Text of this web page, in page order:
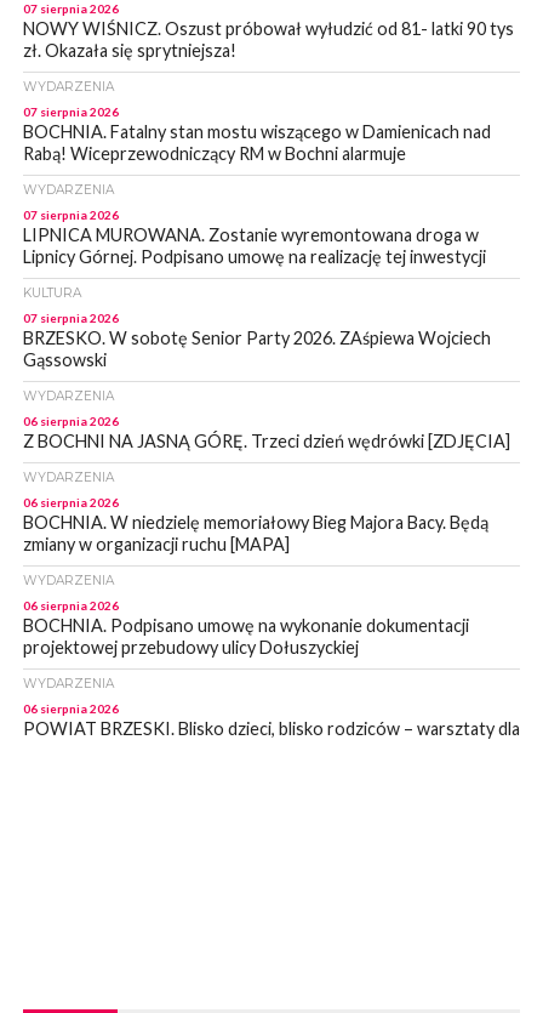
07 sierpnia 2026
NOWY WIŚNICZ. Oszust próbował wyłudzić od 81- latki 90 tys
zł. Okazała się sprytniejsza!
WYDARZENIA
07 sierpnia 2026
BOCHNIA. Fatalny stan mostu wiszącego w Damienicach nad
Rabą! Wiceprzewodniczący RM w Bochni alarmuje
WYDARZENIA
07 sierpnia 2026
LIPNICA MUROWANA. Zostanie wyremontowana droga w
Lipnicy Górnej. Podpisano umowę na realizację tej inwestycji
KULTURA
07 sierpnia 2026
BRZESKO. W sobotę Senior Party 2026. ZAśpiewa Wojciech
Gąssowski
WYDARZENIA
06 sierpnia 2026
Z BOCHNI NA JASNĄ GÓRĘ. Trzeci dzień wędrówki [ZDJĘCIA]
WYDARZENIA
06 sierpnia 2026
BOCHNIA. W niedzielę memoriałowy Bieg Majora Bacy. Będą
zmiany w organizacji ruchu [MAPA]
WYDARZENIA
06 sierpnia 2026
BOCHNIA. Podpisano umowę na wykonanie dokumentacji
projektowej przebudowy ulicy Dołuszyckiej
WYDARZENIA
06 sierpnia 2026
POWIAT BRZESKI. Blisko dzieci, blisko rodziców – warsztaty dla